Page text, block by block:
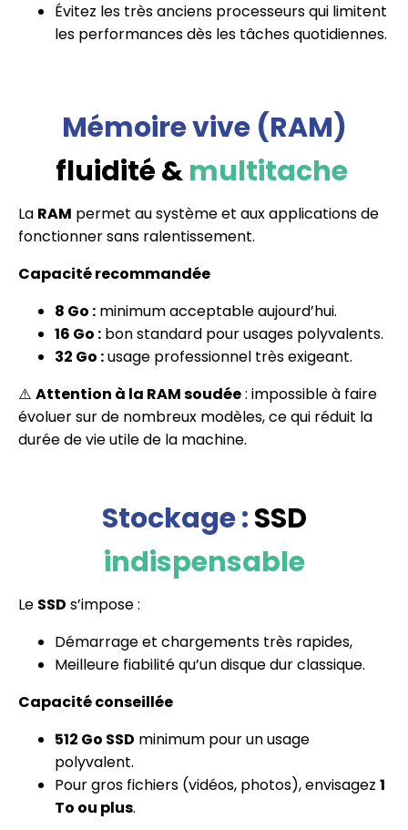
Évitez les très anciens processeurs qui limitent
les performances dès les tâches quotidiennes.
Mémoire vive (RAM)
fluidité &multitache
La RAM permet au système et aux applications de
fonctionner sans ralentissement.
Capacité recommandée
8 Go : minimum acceptable aujourd’hui.
16 Go : bon standard pour usages polyvalents.
32 Go :usage professionnel très exigeant.
⚠️ Attention à la RAM soudée: impossible à faire
évoluer sur de nombreux modèles, ce qui réduit la
durée de vie utile de la machine.
Stockage :SSD
indispensable
Le SSD s’impose :
Démarrage et chargements très rapides,
Meilleure fiabilité qu’un disque dur classique.
Capacité conseillée
512 Go SSD minimum pour un usage
polyvalent.
Pour gros fichiers (vidéos, photos), envisagez 1
To ou plus.